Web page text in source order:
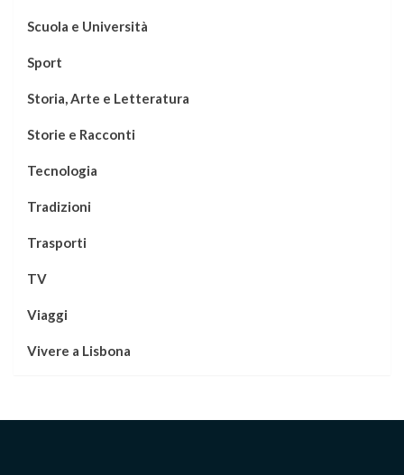
Scuola e Università
Sport
Storia, Arte e Letteratura
Storie e Racconti
Tecnologia
Tradizioni
Trasporti
TV
Viaggi
Vivere a Lisbona